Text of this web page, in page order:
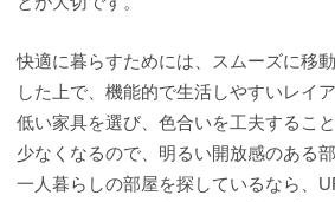
快適に暮らすためには、スムーズに移
した上で、機能的で生活しやすいレイ
低い家具を選び、色合いを工夫するこ
少なくなるので、明るい開放感のある
一人暮らしの部屋を探しているなら、